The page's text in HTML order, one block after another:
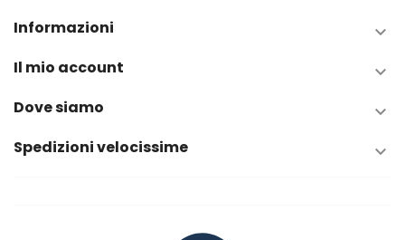
Informazioni 
Il mio account 
Dove siamo 
Spedizioni velocissime 